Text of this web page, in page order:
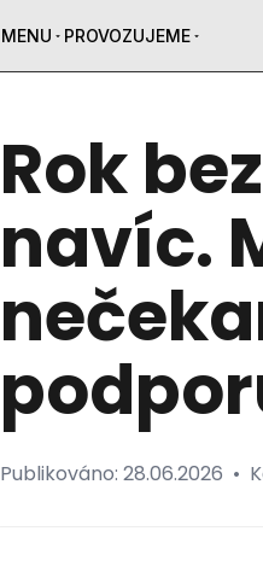
MENU PROVOZUJEME
Rok
navíc.
Publikováno: 28.06.2026 •